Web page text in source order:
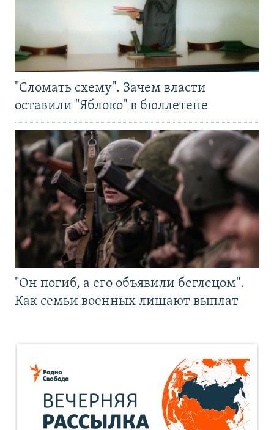
"Сломать схему". Зачем власти
оставили "Яблоко" в бюллетене
"Он погиб, а его объявили беглецом".
Как семьи военных лишают выплат